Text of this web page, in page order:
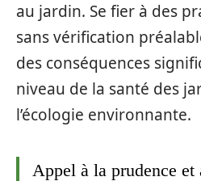
au jardin. Se fier à des
sans vérification
des conséquences
niveau de la santé des
l’écologie environnante.
Appel à la prudence